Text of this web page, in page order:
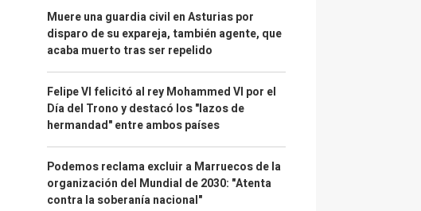
Muere una guardia civil en Asturias por
disparo de su expareja, también agente, que
acaba muerto tras ser repelido
Felipe VI felicitó al rey Mohammed VI por el
Día del Trono y destacó los "lazos de
hermandad" entre ambos países
Podemos reclama excluir a Marruecos de la
organización del Mundial de 2030: "Atenta
contra la soberanía nacional"